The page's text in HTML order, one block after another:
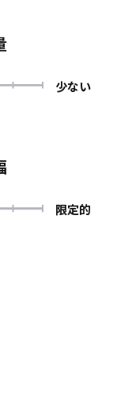
少ない
限定的